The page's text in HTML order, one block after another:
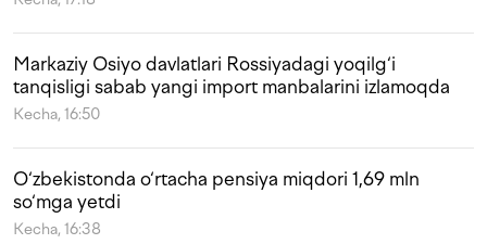
Markaziy Osiyo davlatlari Rossiyadagi yoqilg‘i
tanqisligi sabab yangi import manbalarini izlamoqda
Kecha, 16:50
O‘zbekistonda o‘rtacha pensiya miqdori 1,69 mln
so‘mga yetdi
Kecha, 16:38